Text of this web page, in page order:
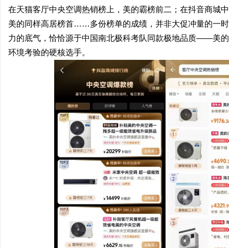
在天猫客厅中央空调热销榜上，美的霸榜前二；在抖音商城
美的同样高居榜首……多份榜单的成绩，并非大促冲量的一
力的底气，恰恰源于中国南北极科考队同款极地品质——美
环境考验的硬核选手。
店最怕“搜不到”为什么隔壁店铺没花钱，
天天给他免费派单？
揭秘！专业充电桩项目
哪些行业秘诀？